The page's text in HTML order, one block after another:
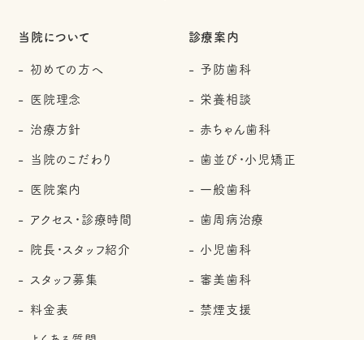
当院について
初めての方へ
医院理念
治療方針
当院のこだわり
医院案内
アクセス・診療時間
院長・スタッフ紹介
スタッフ募集
料金表
診療案内
予防歯科
栄養相談
赤ちゃん歯科
歯並び・小児矯正
一般歯科
歯周病治療
小児歯科
審美歯科
禁煙支援